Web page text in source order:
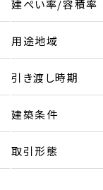
建ぺい率/容積率
用途地域
引き渡し時期
建築条件
取引形態